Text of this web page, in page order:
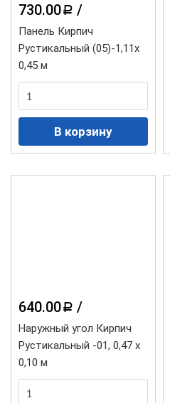
730.00 a /
Панель Кирпич
Рустикальный (05)-1,11х
0,45 м
640.00 a /
Наружный угол Кирпич
Рустикальный -01, 0,47 х
0,10 м